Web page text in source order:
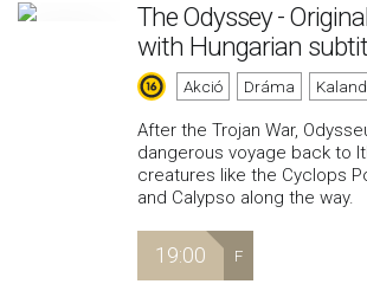
The Odyssey -
with Hungarian
Akció Dráma Kaland
After the Trojan War,
dangerous voyage back to
creatures like the Cyclops
and Calypso along the way.
19:00 F